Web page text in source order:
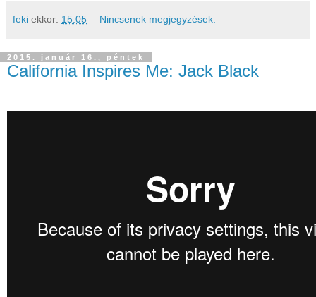
feki ekkor: 15:05 Nincsenek megjegyzések:
2015. január 16., péntek
California Inspires Me: Jack Black